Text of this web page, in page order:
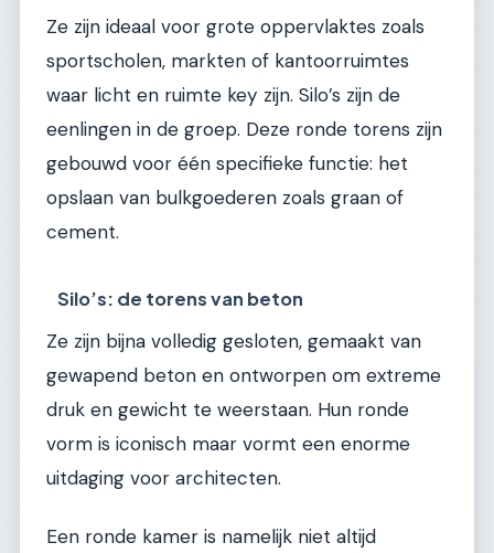
Ze zijn ideaal voor grote oppervlaktes zoals
sportscholen, markten of kantoorruimtes
waar licht en ruimte key zijn. Silo’s zijn de
eenlingen in de groep. Deze ronde torens zijn
gebouwd voor één specifieke functie: het
opslaan van bulkgoederen zoals graan of
cement.
Silo’s: de torens van beton
Ze zijn bijna volledig gesloten, gemaakt van
gewapend beton en ontworpen om extreme
druk en gewicht te weerstaan. Hun ronde
vorm is iconisch maar vormt een enorme
uitdaging voor architecten.
Een ronde kamer is namelijk niet altijd